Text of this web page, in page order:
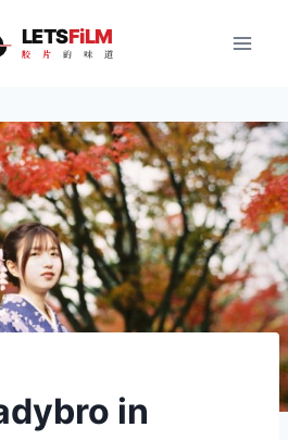
LETSFiLM
胶 片 的 味 道
in